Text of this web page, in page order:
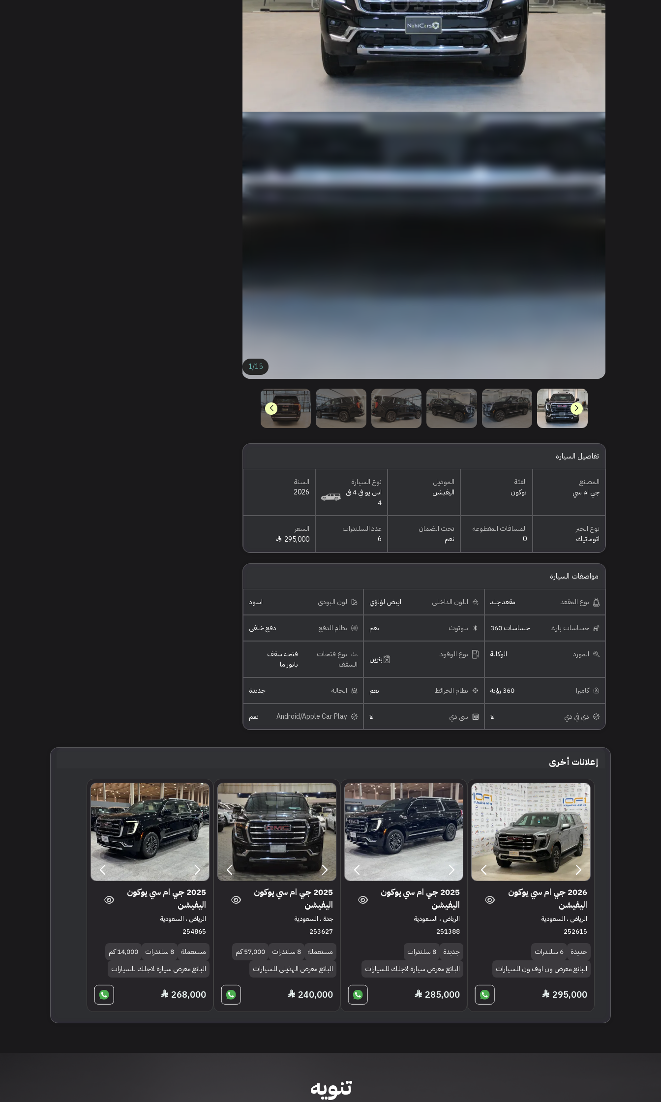
1/15
تفاصيل السيارة
المصنع
جي ام سي
الفئة
يوكون
الموديل
اليفيشن
نوع السيارة
اس يو في 4 في
4
السنة
2026
نوع الجير
اتوماتيك
المسافات المقطوعه
0
تحت الضمان
نعم
عدد السلندرات
6
السعر
295,000
مواصفات السيارة
نوع المقعد مقعد جلد اللون الداخلي ابيض لؤلؤي لون البودي اسود
حساسات بارك حساسات 360 بلوتوث نعم نظام الدفع دفع خلفي
المورد الوكالة نوع الوقود بنزين
نوع فتحات
السقف
فتحة سقف
بانوراما
كاميرا 360 رؤية نظام الخرائط نعم الحالة جديدة
دي في دي لا سي دي لا نعم
إعلانات أخرى
2026 جي ام سي يوكون
اليفيشن
الرياض ، السعودية
252615
جديدة
6 سلندرات
البائع معرض ون اوف ون للسيارات
295,000
2025 جي ام سي يوكون
اليفيشن
الرياض ، السعودية
251388
جديدة
8 سلندرات
البائع معرض سيارة لاجلك للسيارات
285,000
2025 جي ام سي يوكون
اليفيشن
جدة ، السعودية
253627
مستعملة 8 سلندرات
57,000 كم
البائع معرض الهذيلي للسيارات
240,000
2025 جي ام سي يوكون
اليفيشن
الرياض ، السعودية
254865
مستعملة 8 سلندرات
14,000 كم
البائع معرض سيارة لاجلك للسيارات
268,000
تنويه